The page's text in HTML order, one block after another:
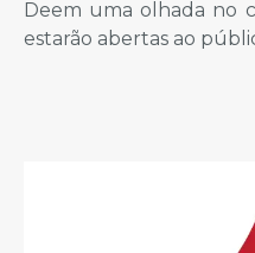
Deem uma olhada no
estarão abertas ao